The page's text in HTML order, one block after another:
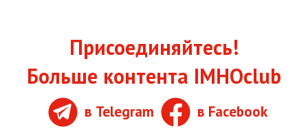
Присоединяйтесь!
Больше контента IMHOclub
в Telegram в Facebook